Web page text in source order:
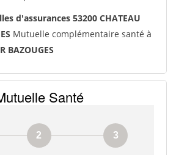
d'assurances 53200 CHATEAU
Mutuelle complémentaire santé à
BAZOUGES